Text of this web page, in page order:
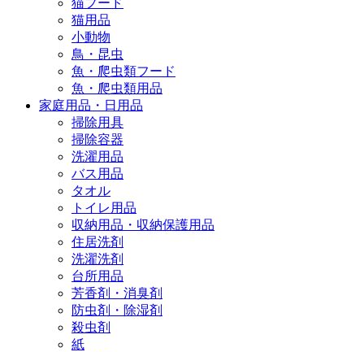
猫フード
猫用品
小動物
鳥・昆虫
魚・爬虫類フード
魚・爬虫類用品
家庭用品・日用品
掃除用具
掃除容器
洗濯用品
バス用品
タオル
トイレ用品
収納用品・収納保護用品
住居洗剤
洗濯洗剤
台所用品
芳香剤・消臭剤
防虫剤・除湿剤
殺虫剤
紙